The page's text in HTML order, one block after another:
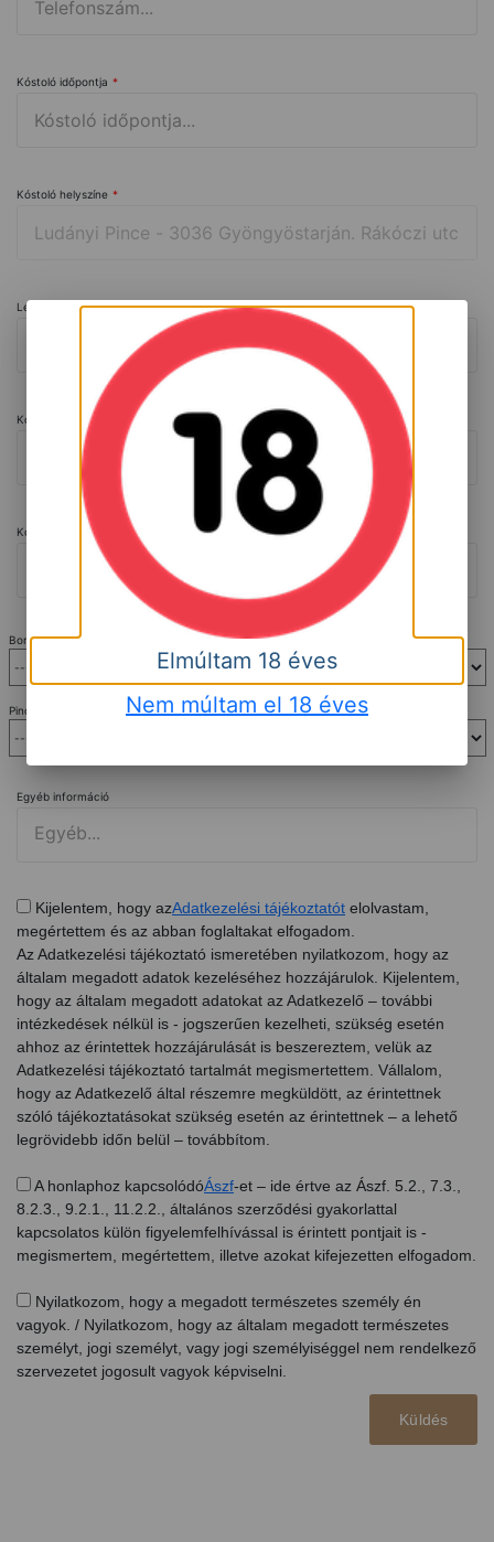
Kóstoló időpontja *
Kóstoló helyszíne *
Létszám (fõ) *
Kóstolni kért tételek száma
Kóstolni kért konkrét tételek (amennyiben van ilyen)
Borvacsora *
Pincelátogatás
Egyéb információ
Kijelentem, hogy azAdatkezelési tájékoztatót elolvastam,
megértettem és az abban foglaltakat elfogadom.
Az Adatkezelési tájékoztató ismeretében nyilatkozom, hogy az
általam megadott adatok kezeléséhez hozzájárulok. Kijelentem,
hogy az általam megadott adatokat az Adatkezelő – további
intézkedések nélkül is - jogszerűen kezelheti, szükség esetén
ahhoz az érintettek hozzájárulását is beszereztem, velük az
Adatkezelési tájékoztató tartalmát megismertettem. Vállalom,
hogy az Adatkezelő által részemre megküldött, az érintettnek
szóló tájékoztatásokat szükség esetén az érintettnek – a lehető
legrövidebb időn belül – továbbítom.
A honlaphoz kapcsolódóÁszf-et – ide értve az Ászf. 5.2., 7.3.,
8.2.3., 9.2.1., 11.2.2., általános szerződési gyakorlattal
kapcsolatos külön figyelemfelhívással is érintett pontjait is -
megismertem, megértettem, illetve azokat kifejezetten elfogadom.
Nyilatkozom, hogy a megadott természetes személy én
vagyok. / Nyilatkozom, hogy az általam megadott természetes
személyt, jogi személyt, vagy jogi személyiséggel nem rendelkező
szervezetet jogosult vagyok képviselni.
Küldés
Elmúltam 18 éves
Nem múltam el 18 éves